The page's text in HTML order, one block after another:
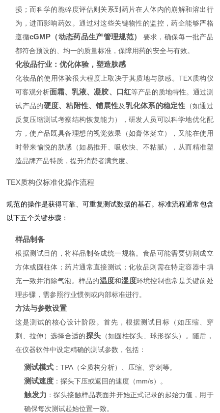
损；而科学的脆碎度评估则关系到药片在人体内的崩解和溶出行
为，进而影响药效。通过对这些关键物性的监控，药企能够严格
遵循cGMP（动态药品生产管理规范）
要求，确保每一批产品
都符合预设的、均一的质量标准，保障用药的安全与有效。
化妆品行业：优化体验，塑造肤感
化妆品的使用体验很大程度上取决于其质地与肤感。TEX质构仪
可客观分析面霜、乳液、凝胶、口红等产品的质地特性。通过测
试产品的硬度、粘附性、铺展性及乳化体系的稳定性 （如通过
反复压缩测试考察结构恢复能力），研发人员可以科学地优化配
方，使产品既具备理想的视觉效果（如膏体挺立），又能在使用
时带来愉悦的肤感（如易推开、吸收快、不粘腻），从而精准塑
造品牌产品特质，提升消费者满意度。
TEX质构仪标准化操作流程
规范的操作是获得可靠、可重复测试数据的基石。标准流程通常包含
以下五个关键步骤：
样品制备
根据测试目的，将样品制备成统一规格。食品可能需要切割成立
方体或圆柱体；药片通常直接测试；化妆品则需在特定容器中填
充一致并消除气泡。样品的温度和湿度环境控制也常是关键前处
理步骤，需参照行业惯例或内部标准进行。
方法与参数设置
这是测试的核心设计阶段。首先，根据测试目标（如压缩、穿
刺、拉伸）选择合适的探头 （如圆柱探头、球形探头）。随后，
在仪器软件中设定精确的测试参数，包括：
测试模式 ：TPA（全质构分析）、压缩、穿刺等。
测试速度 ：探头下压或返回的速度（mm/s）。
触发力 ：探头接触样品表面并开始正式记录的起始力值，用于
确保每次测试起始位置一致。